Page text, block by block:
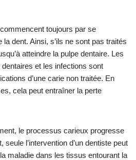
toujours par se
dent. Ainsi, s’ils ne sont pas traités
atteindre la pulpe dentaire. Les
et les infections sont
d’une carie non traitée. En
cela peut entraîner la perte
le processus carieux progresse
seule l’intervention d’un dentiste peut
maladie dans les tissus entourant la